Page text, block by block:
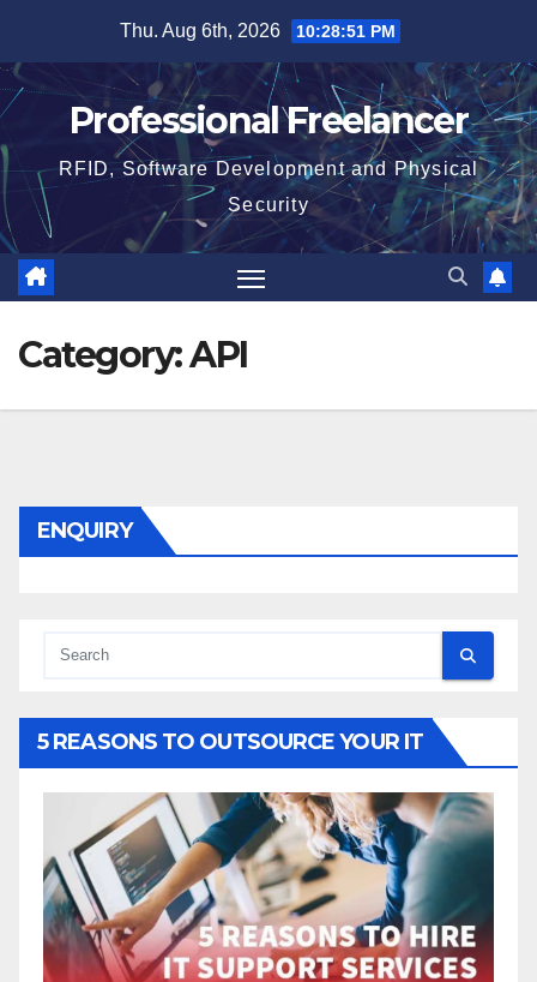
content
Thu. Aug 6th, 2026 10:28:52 PM
Professional Freelancer
RFID, Software Development and Physical
Security
Category:API
ENQUIRY
5 REASONS TO OUTSOURCE YOUR IT